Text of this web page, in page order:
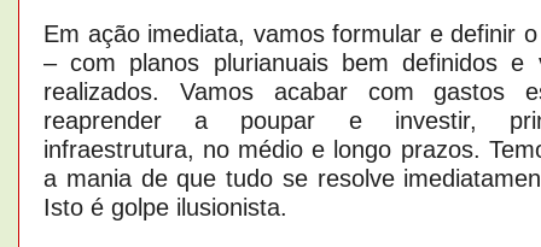
Em ação imediata, vamos formular e definir
– com planos plurianuais bem definidos e
realizados. Vamos acabar com gastos
reaprender a poupar e investir,
infraestrutura, no médio e longo prazos.
a mania de que tudo se resolve
Isto é golpe ilusionista.